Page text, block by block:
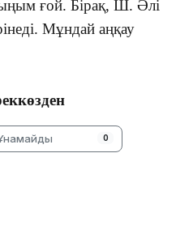
ғой. Бірақ, Ш. Әлі
Мұндай аңқау
0